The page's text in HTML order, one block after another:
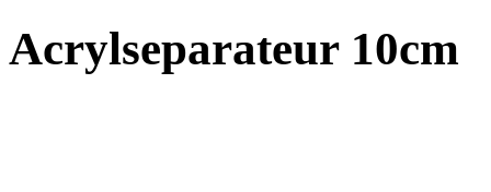
Acrylseparateur 10cm